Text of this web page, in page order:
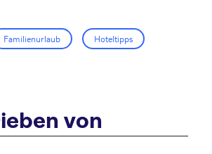
Familienurlaub Hoteltipps
von